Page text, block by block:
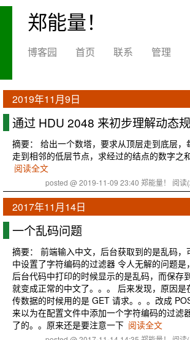
郑能量！
博客园 首页 联系 管理
2019年11月9日
通过 HDU 2048 来初步理解动态
摘要： 给出一个数塔，要求从顶层走到底层，
走到相邻的低层节点，求经过的结点的数字之
阅读全文
posted @ 2019-11-09 23:40 郑能量！ 阅读
2017年11月14日
一个乱码问题
摘要： 前端输入中文，后台获取到的是乱码，
中设置了字符编码的过滤器 令人无解的问题是
后台代码中打印的时候显示的是乱码，而保存
就变成正常的中文了。。。 后来发现，原因是
传数据的时候用的是 GET 请求。。。改成
来以为在配置文件中添加一个字符编码的过滤
了的。。原来还是要注意一下 阅读全文